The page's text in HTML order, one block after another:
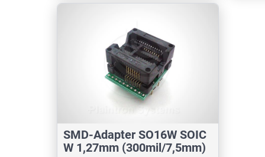
SMD-Adapter SO16W SOIC
W 1,27mm (300mil/7,5mm)